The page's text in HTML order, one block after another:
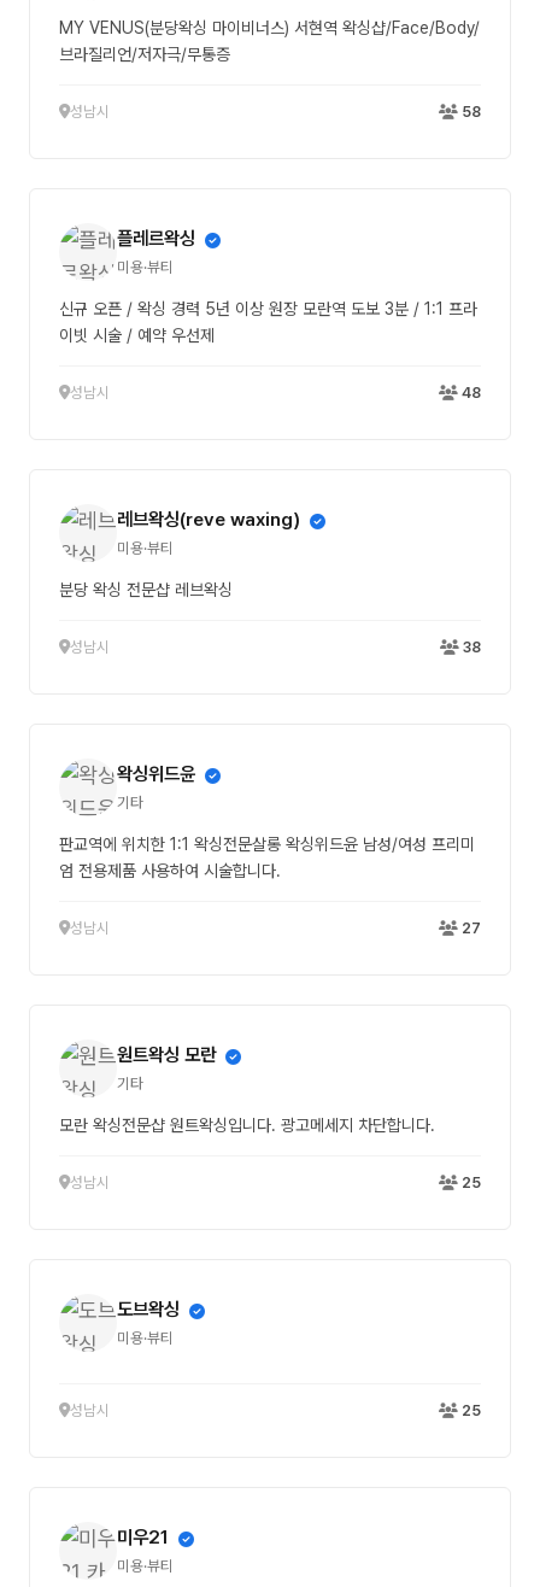
MY VENUS(분당왁싱 마이비너스) 서현역 왁싱샵/Face/Body/
브라질리언/저자극/무통증
성남시 58
플레르왁싱
미용·뷰티
신규 오픈 / 왁싱 경력 5년 이상 원장 모란역 도보 3분 / 1:1 프라
이빗 시술 / 예약 우선제
성남시 48
레브왁싱(reve waxing)
미용·뷰티
분당 왁싱 전문샵 레브왁싱
성남시 38
왁싱위드윤
기타
판교역에 위치한 1:1 왁싱전문살롱 왁싱위드윤 남성/여성 프리미
엄 전용제품 사용하여 시술합니다.
성남시 27
원트왁싱 모란
기타
모란 왁싱전문샵 원트왁싱입니다. 광고메세지 차단합니다.
성남시 25
도브왁싱
미용·뷰티
성남시 25
미우21
미용·뷰티